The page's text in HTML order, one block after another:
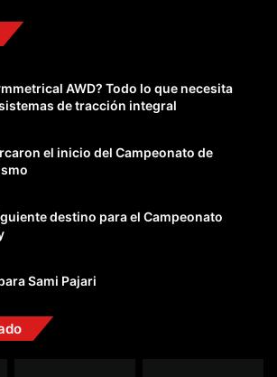
AWD? Todo lo que necesita
de tracción integral
el inicio del Campeonato de
destino para el Campeonato
Sami Pajari